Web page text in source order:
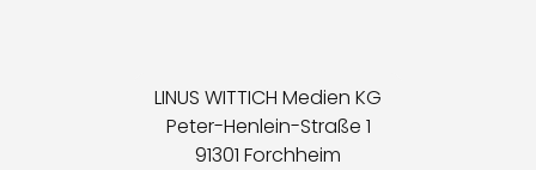
LINUS WITTICH Medien KG
Peter-Henlein-Straße 1
91301 Forchheim